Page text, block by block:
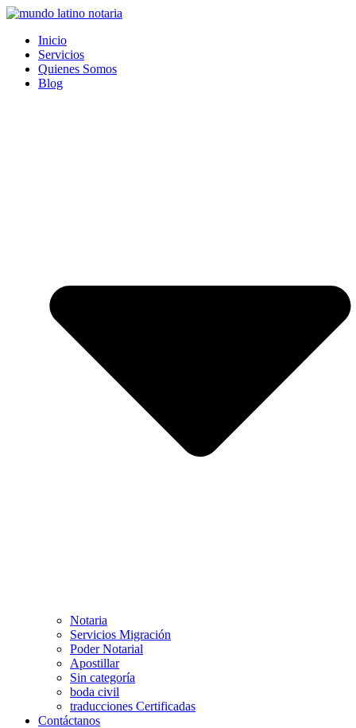
Saltar
contenido
Inicio
Servicios
Quienes Somos
Blog
Notaria
Servicios Migración
Poder Notarial
Apostillar
Sin categoría
boda civil
traducciones Certificadas
Contáctanos